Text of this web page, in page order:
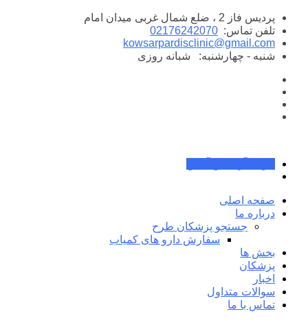
پرش
محتوا
پردیس فاز 2 ، ضلع شمال غربی میدان امام
تلفن تماس: 02176242070
kowsarpardisclinic@gmail.com
شنبه - چهارشنبه:
شبانه روزی
صفحه اصلی
درباره ما
جستجو پزشکان طرح
سفارش دارو های کمیاب
بخش ها
پزشکان
اخبار
سوالات متداول
تماس با ما